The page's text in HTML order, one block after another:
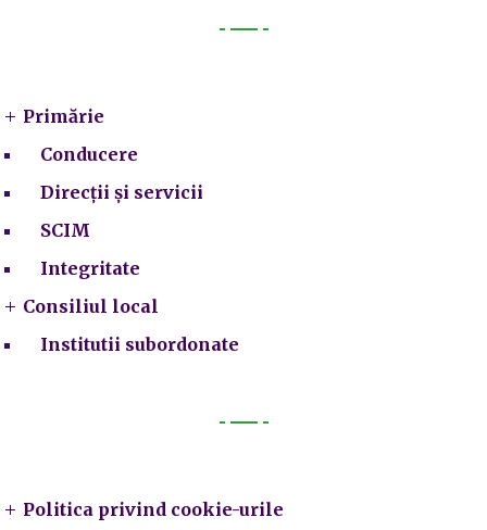
Primărie
Conducere
Direcții și servicii
SCIM
Integritate
Consiliul local
Institutii subordonate
Politica privind cookie-urile